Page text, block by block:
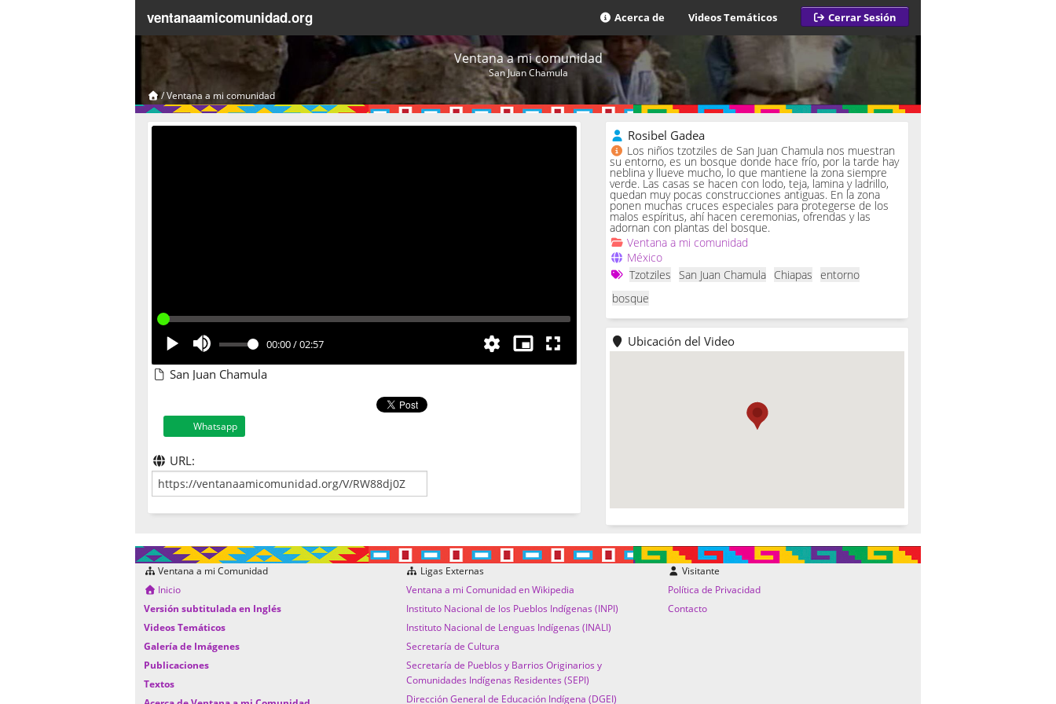
ventanaamicomunidad.org Acerca de Videos Temáticos Cerrar Sesión
Ventana a mi comunidad
San Juan Chamula
/Ventana a mi comunidad
00:00/02:57
San Juan Chamula
Whatsapp
URL:
Rosibel Gadea
Los niños tzotziles de San Juan Chamula nos muestran
su entorno, es un bosque donde hace frío, por la tarde hay
neblina y llueve mucho, lo que mantiene la zona siempre
verde. Las casas se hacen con lodo, teja, lamina y ladrillo,
quedan muy pocas construcciones antiguas. En la zona
ponen muchas cruces especiales para protegerse de los
malos espíritus, ahí hacen ceremonias, ofrendas y las
adornan con plantas del bosque.
Ventana a mi comunidad
México
Tzotziles San Juan Chamula Chiapas entorno
bosque
Ubicación del Video
Ventana a mi Comunidad
Inicio
Versión subtitulada en Inglés
Videos Temáticos
Galería de Imágenes
Publicaciones
Textos
Ligas Externas
Ventana a mi Comunidad en Wikipedia
Instituto Nacional de los Pueblos Indígenas (INPI)
Instituto Nacional de Lenguas Indígenas (INALI)
Secretaría de Cultura
Secretaría de Pueblos y Barrios Originarios y
Comunidades Indígenas Residentes (SEPI)
Dirección General de Educación Indígena (DGEI)
Visitante
Política de Privacidad
Contacto